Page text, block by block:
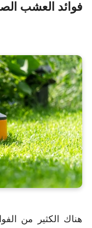
فوائد العشب
هناك الكثير من